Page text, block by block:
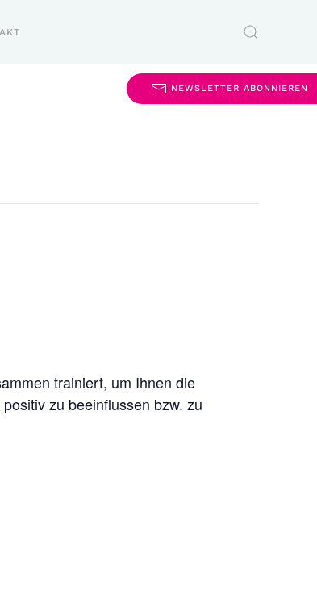
trainiert, um Ihnen die
zu beeinflussen bzw. zu
NEWSLETTER ABONNIEREN